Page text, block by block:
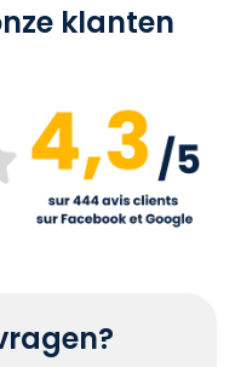
klanten